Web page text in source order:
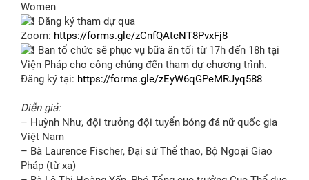
Women
Đăng ký tham dự qua
Zoom: https://forms.gle/zCnfQAtcNT8PvxFj8
Ban tổ chức sẽ phục vụ bữa ăn tối từ 17h đến 18h tại
Viện Pháp cho công chúng đến tham dự chương trình.
Đăng ký tại: https://forms.gle/zEyW6qGPeMRJyq588
Diễn giả:
– Huỳnh Như, đội trưởng đội tuyển bóng đá nữ quốc gia
Việt Nam
– Bà Laurence Fischer, Đại sứ Thể thao, Bộ Ngoại Giao
Pháp (từ xa)